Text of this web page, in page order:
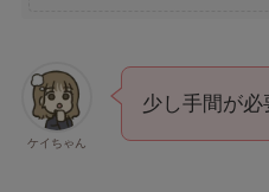
ケイちゃん
少し手間が必